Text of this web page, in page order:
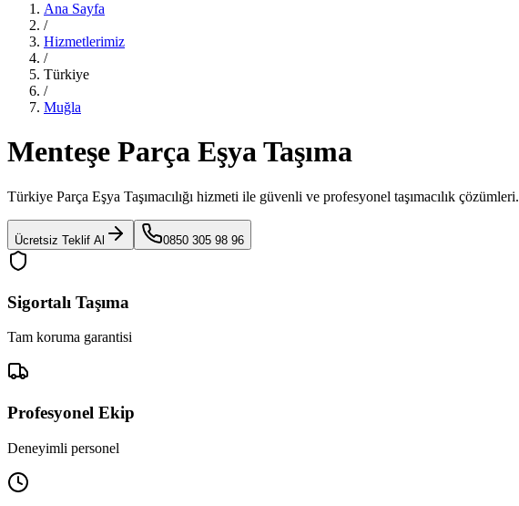
Ana Sayfa
/
Hizmetlerimiz
/
Türkiye
/
Muğla
Menteşe Parça Eşya Taşıma
Türkiye Parça Eşya Taşımacılığı hizmeti ile güvenli ve profesyonel taşımacılık çözümleri.
Ücretsiz Teklif Al 0850 305 98 96
Sigortalı Taşıma
Tam koruma garantisi
Profesyonel Ekip
Deneyimli personel